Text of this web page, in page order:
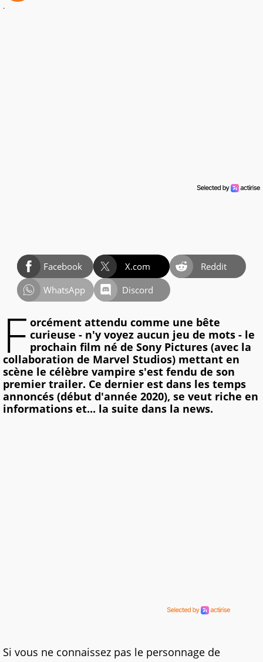
.
Facebook X.com
Reddit
WhatsApp
Discord
F orcément attendu comme une bête
curieuse - n'y voyez aucun jeu de mots - le
prochain film né de Sony Pictures (avec la
collaboration de Marvel Studios) mettant en
scène le célèbre vampire s'est fendu de son
premier trailer. Ce dernier est dans les temps
annoncés (début d'année 2020), se veut riche en
informations et... la suite dans la news.
Si vous ne connaissez pas le personnage de